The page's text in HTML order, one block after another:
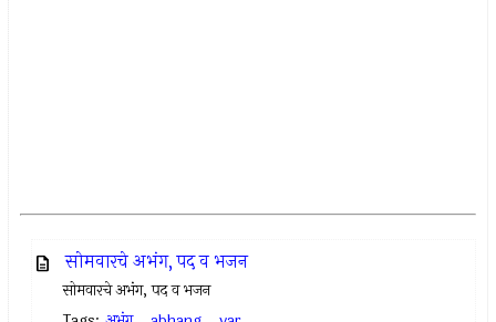
सोमवारचे अभंग, पद व भजन
सोमवारचे अभंग, पद व भजन